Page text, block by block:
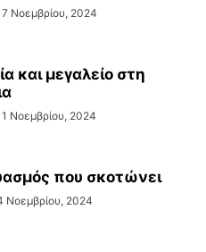
Νοεμβρίου, 2024
και μεγαλείο στη
Νοεμβρίου, 2024
που σκοτώνει
Νοεμβρίου, 2024